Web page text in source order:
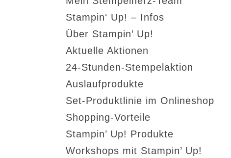
Stampin‘ Up! – Infos
Über Stampin’ Up!
Aktuelle Aktionen
24-Stunden-Stempelaktion
Auslaufprodukte
Set-Produktlinie im Onlineshop
Shopping-Vorteile
Stampin’ Up! Produkte
Workshops mit Stampin’ Up!